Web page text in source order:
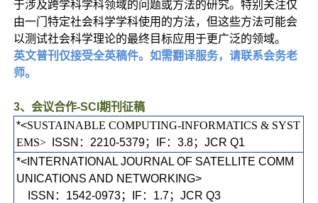
于涉及跨学科学科领域的问题或方法的研究。特别关注仅
由一门特定社会科学学科使用的方法，但这些方法可能会
以测试社会科学理论的最终目标应用于更广泛的领域。
英文普刊仅接受全英稿件。如需翻译服务，请联系会务老
师。
3、会议合作-SCI期刊征稿
*<SUSTAINABLE COMPUTING-INFORMATICS & SYST
EMS>
ISSN：2210-5379；IF：3.8；JCR Q1
*<INTERNATIONAL JOURNAL OF SATELLITE COMM
UNICATIONS AND NETWORKING>
ISSN：1542-0973；IF：1.7；JCR Q3